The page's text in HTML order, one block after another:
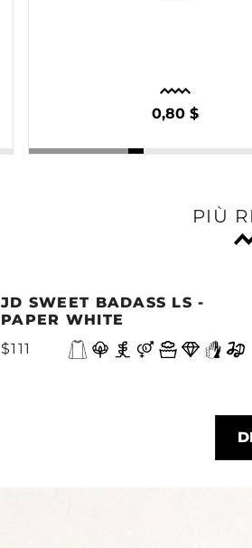
0,80 $
PIÙ
JD SWEET BADASS LS -
PAPER WHITE
$111